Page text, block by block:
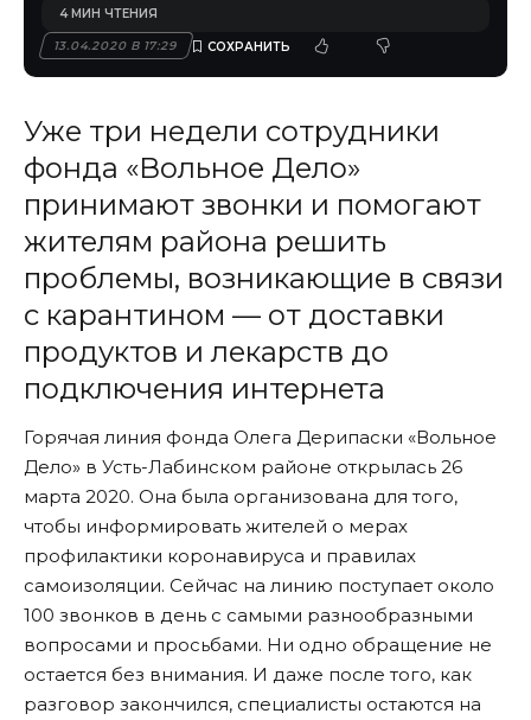
13.04.2020 В 17:29
4 МИН ЧТЕНИЯ
Уже три недели сотрудники
фонда «Вольное Дело»
принимают звонки и помогают
жителям района решить
проблемы, возникающие в связи
с карантином — от доставки
продуктов и лекарств до
подключения интернета
Горячая линия фонда Олега Дерипаски «Вольное
Дело» в Усть-Лабинском районе открылась 26
марта 2020. Она была организована для того,
чтобы информировать жителей о мерах
профилактики коронавируса и правилах
самоизоляции. Сейчас на линию поступает около
100 звонков в день с самыми разнообразными
вопросами и просьбами. Ни одно обращение не
остается без внимания. И даже после того, как
разговор закончился, специалисты остаются на